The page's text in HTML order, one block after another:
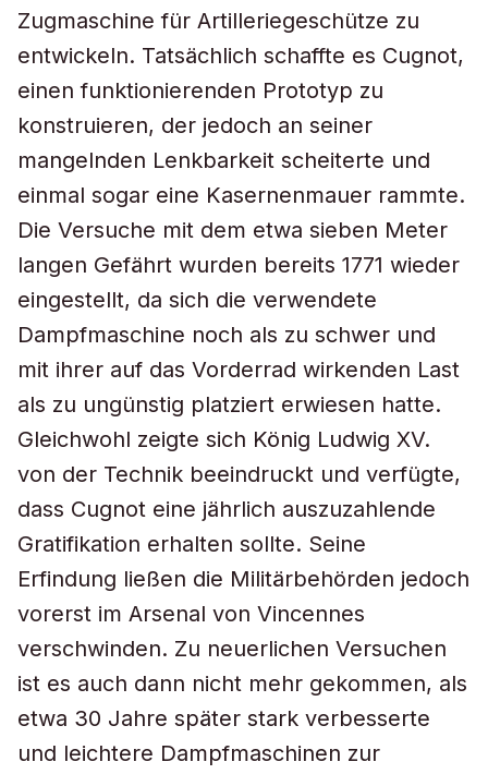
Zugmaschine für Artilleriegeschütze zu
entwickeln. Tatsächlich schaffte es Cugnot,
einen funktionierenden Prototyp zu
konstruieren, der jedoch an seiner
mangelnden Lenkbarkeit scheiterte und
einmal sogar eine Kasernenmauer rammte.
Die Versuche mit dem etwa sieben Meter
langen Gefährt wurden bereits 1771 wieder
eingestellt, da sich die verwendete
Dampfmaschine noch als zu schwer und
mit ihrer auf das Vorderrad wirkenden Last
als zu ungünstig platziert erwiesen hatte.
Gleichwohl zeigte sich König Ludwig XV.
von der Technik beeindruckt und verfügte,
dass Cugnot eine jährlich auszuzahlende
Gratifikation erhalten sollte. Seine
Erfindung ließen die Militärbehörden jedoch
vorerst im Arsenal von Vincennes
verschwinden. Zu neuerlichen Versuchen
ist es auch dann nicht mehr gekommen, als
etwa 30 Jahre später stark verbesserte
und leichtere Dampfmaschinen zur